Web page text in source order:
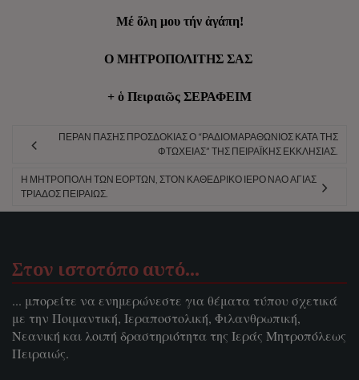
Μέ ὅλη μου τήν ἀγάπη!
Ο ΜΗΤΡΟΠΟΛΙΤΗΣ ΣΑΣ
+ ὁ Πειραιῶς ΣΕΡΑΦΕΙΜ
ΠΈΡΑΝ ΠΆΣΗΣ ΠΡΟΣΔΟΚΊΑΣ Ο “ΡΑΔΙΟΜΑΡΑΘΏΝΙΟΣ ΚΑΤΆ ΤΗΣ
ΦΤΏΧΕΙΑΣ” ΤΗΣ ΠΕΙΡΑΪΚΉΣ ΕΚΚΛΗΣΊΑΣ.
Η ΜΗΤΡΌΠΟΛΗ ΤΩΝ ΕΟΡΤΏΝ, ΣΤΟΝ ΚΑΘΕΔΡΙΚΌ ΙΕΡΌ ΝΑΌ ΑΓΊΑΣ
ΤΡΙΆΔΟΣ ΠΕΙΡΑΙΏΣ.
Στον ιστοτόπο αυτό…
... μπορείτε να ενημερώνεστε για θέματα τύπου σχετικά
με την Ποιμαντική, Ιεραποστολική, Φιλανθρωπική,
Νεανική και λοιπή δραστηριότητα της Ιεράς Μητροπόλεως
Πειραιώς.